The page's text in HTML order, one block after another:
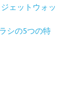
ェットウォッ
シの5つの特